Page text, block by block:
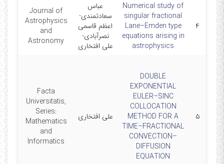
۴
Numerical study of
singular fractional
Lane–Emden type
equations arising in
astrophysics
عباس
سعادتمندی-
اعظم قاسمی
نصرآبادی-
علی افتخاری
Journal of
Astrophysics
and
Astronomy
۵
DOUBLE
EXPONENTIAL
EULER–SINC
COLLOCATION
METHOD FOR A
TIME–FRACTIONAL
CONVECTION–
DIFFUSION
EQUATION
علی افتخاری
Facta
Universitatis,
Series:
Mathematics
and
Informatics